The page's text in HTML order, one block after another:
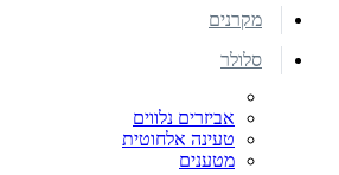
מקרנים
סלולר
אביזרים נלווים
טעינה אלחוטית
מטענים